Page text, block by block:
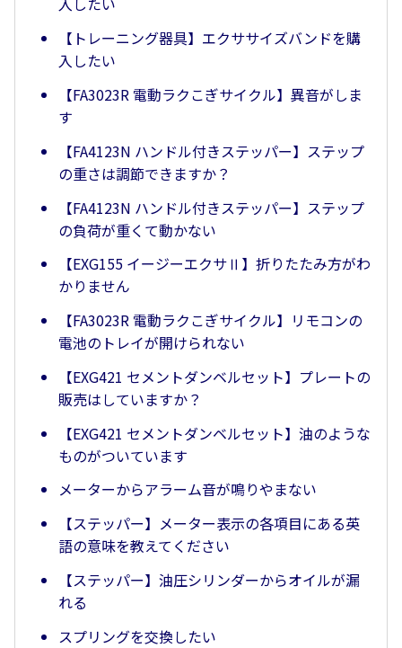
【トレーニング器具】エクササイズバンドを購
入したい
【FA3023R 電動ラクこぎサイクル】異音がしま
す
【FA4123N ハンドル付きステッパー】ステップ
の重さは調節できますか？
【FA4123N ハンドル付きステッパー】ステップ
の負荷が重くて動かない
【EXG155 イージーエクサⅡ】折りたたみ方がわ
かりません
【FA3023R 電動ラクこぎサイクル】リモコンの
電池のトレイが開けられない
【EXG421 セメントダンベルセット】プレートの
販売はしていますか？
【EXG421 セメントダンベルセット】油のような
ものがついています
メーターからアラーム音が鳴りやまない
【ステッパー】メーター表示の各項目にある英
語の意味を教えてください
【ステッパー】油圧シリンダーからオイルが漏
れる
スプリングを交換したい